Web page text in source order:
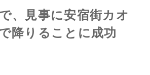
、見事に安宿街カオ
降りることに成功